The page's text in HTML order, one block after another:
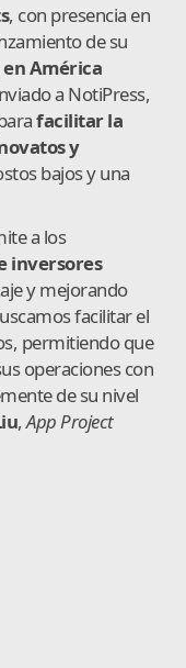
, con presencia en
de su
América
a NotiPress,
facilitar la
y
bajos y una
a los
inversores
y mejorando
facilitar el
permitiendo que
operaciones con
de su nivel
,App Project